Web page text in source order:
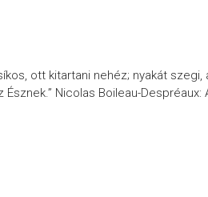
ott kitartani nehéz; nyakát szegi,
Nicolas Boileau-Despréaux: